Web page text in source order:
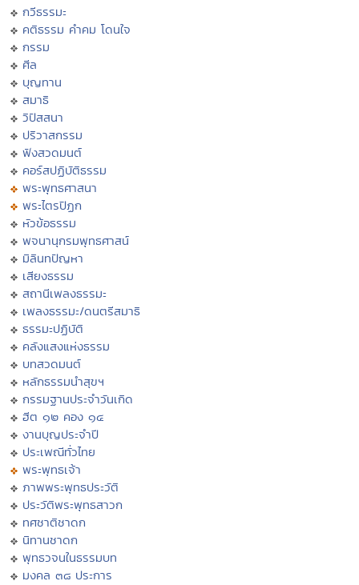
กวีธรรมะ
คติธรรม คำคม โดนใจ
กรรม
ศีล
บุญทาน
สมาธิ
วิปัสสนา
ปริวาสกรรม
ฟังสวดมนต์
คอร์สปฏิบัติธรรม
พระพุทธศาสนา
พระไตรปิฏก
หัวข้อธรรม
พจนานุกรมพุทธศาสน์
มิลินทปัญหา
เสียงธรรม
สถานีเพลงธรรมะ
เพลงธรรมะ/ดนตรีสมาธิ
ธรรมะปฏิบัติ
คลังแสงแห่งธรรม
บทสวดมนต์
หลักธรรมนำสุขฯ
กรรมฐานประจำวันเกิด
ฮีต ๑๒ คอง ๑๔
งานบุญประจำปี
ประเพณีทั่วไทย
พระพุทธเจ้า
ภาพพระพุทธประวัติ
ประวัติพระพุทธสาวก
ทศชาติชาดก
นิทานชาดก
พุทธวจนในธรรมบท
มงคล ๓๘ ประการ